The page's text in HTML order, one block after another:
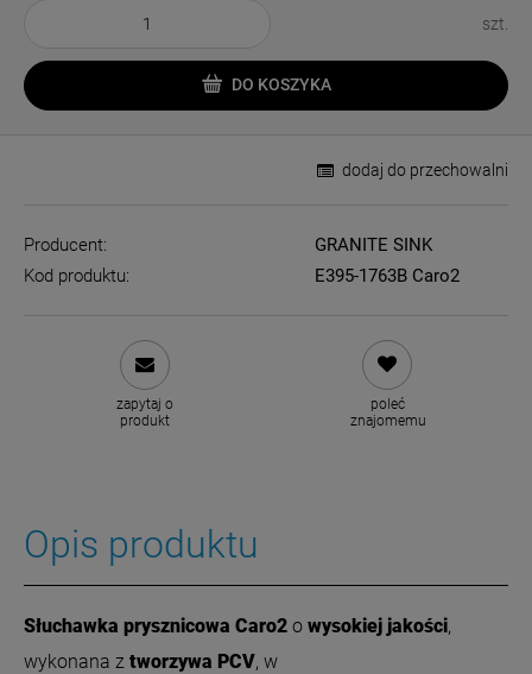
szt.
DO KOSZYKA
dodaj do przechowalni
Producent:
GRANITE SINK
Kod produktu:
E395-1763B Caro2
zapytaj o
produkt
poleć
znajomemu
Opis produktu
Słuchawka prysznicowa Caro2 o wysokiej jakości,
wykonana z tworzywa PCV, w